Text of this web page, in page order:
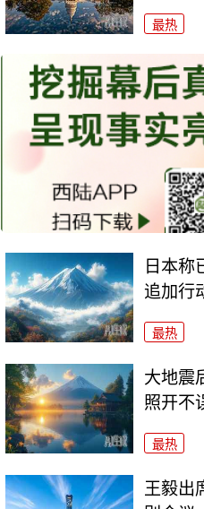
最热
日本称
追加行
最热
大地震
照开不
最热
王毅出